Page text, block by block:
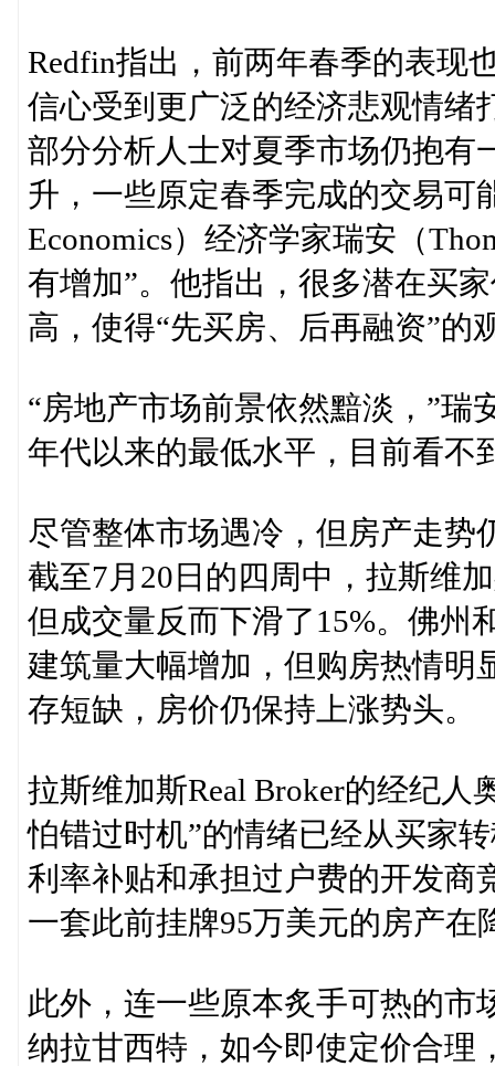
Redfin指出，前两年春季的表现
信心受到更广泛的经济悲观情绪
部分分析人士对夏季市场仍抱有
升，一些原定春季完成的交易可
Economics）经济学家瑞安（
有增加”。他指出，很多潜在买
高，使得“先买房、后再融资”的
“房地产市场前景依然黯淡，”瑞
年代以来的最低水平，目前看不
尽管整体市场遇冷，但房产走势
截至7月20日的四周中，拉斯维
但成交量反而下滑了15%。佛州
建筑量大幅增加，但购房热情明
存短缺，房价仍保持上涨势头。
拉斯维加斯Real Broker的经纪人
怕错过时机”的情绪已经从买家
利率补贴和承担过户费的开发商
一套此前挂牌95万美元的房产在
此外，连一些原本炙手可热的市
纳拉甘西特，如今即使定价合理